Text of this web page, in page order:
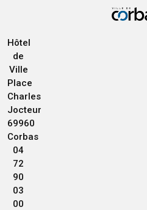
Hôtel
de
Ville
Place
Charles
Jocteur
69960
Corbas
04
72
90
03
00